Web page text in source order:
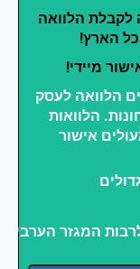
לקבלת הלוואה
הארץ!
מיידי!
הלוואה לעסק
הלוואות
מעולים אישור
המגזר הערבי